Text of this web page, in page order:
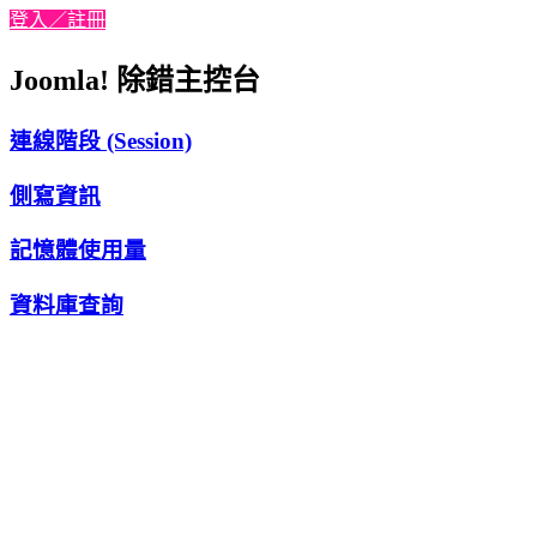
登入／註冊
Joomla! 除錯主控台
連線階段 (Session)
側寫資訊
記憶體使用量
資料庫查詢